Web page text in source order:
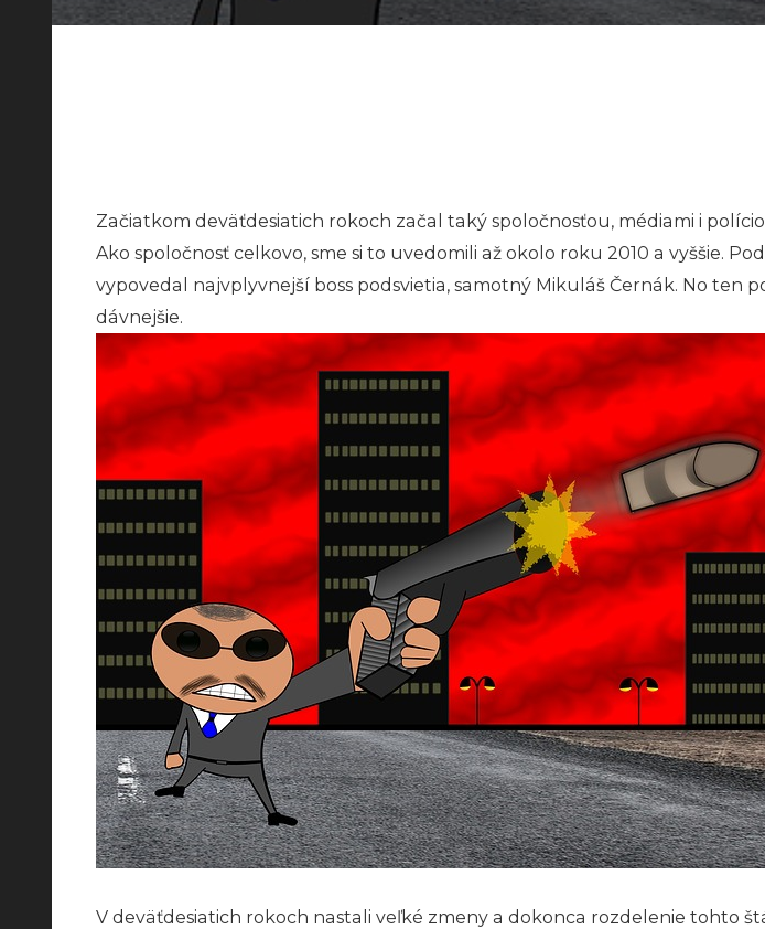
Začiatkom deväťdesiatich rokoch začal taký spoločnosťou, médiami i
Ako spoločnosť celkovo, sme si to uvedomili až okolo roku 2010 a vyššie.
vypovedal najvplyvnejší boss podsvietia, samotný Mikuláš Černák. No ten
dávnejšie.
V deväťdesiatich rokoch nastali veľké zmeny a dokonca rozdelenie tohto